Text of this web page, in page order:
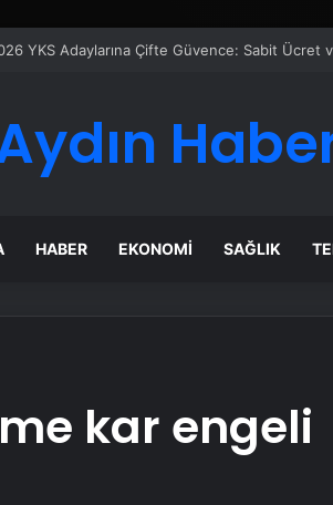
Nasıl Seçilir
HABER EKONOMI SAĞLIK
kar engeli